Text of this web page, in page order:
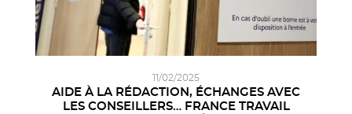
11/02/2025
AIDE À LA RÉDACTION, ÉCHANGES AVEC
LES CONSEILLERS… FRANCE TRAVAIL